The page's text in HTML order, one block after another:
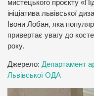
мистецького проєкту
ініціатива львівської
Івони Лобан, яка
привертає увагу до
року.
Джерело: Департамент
Львівської ОДА